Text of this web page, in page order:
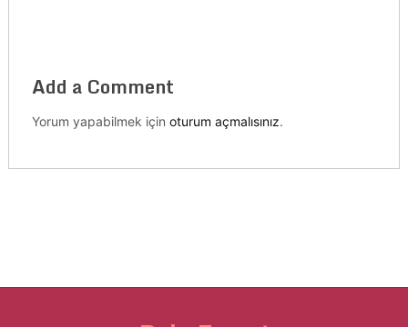
Add a Comment
Yorum yapabilmek için oturum açmalısınız.